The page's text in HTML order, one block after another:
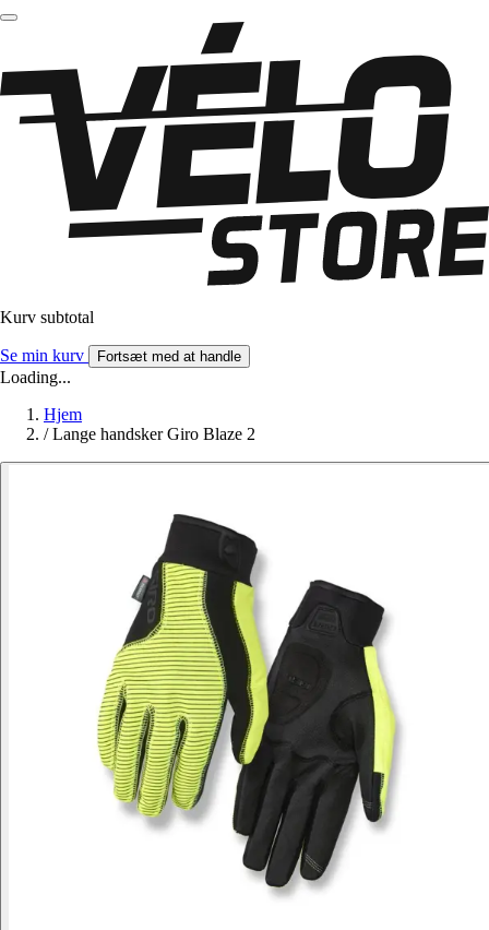
Kurv subtotal
Se min kurv Fortsæt med at handle
Loading...
Hjem
/ Lange handsker Giro Blaze 2